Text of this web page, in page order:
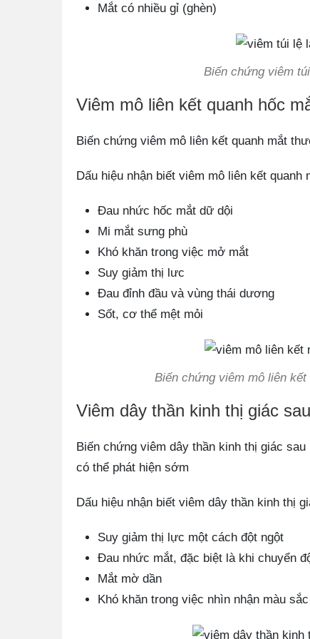
Mắt có nhiều gỉ (ghèn)
Biến chứng viêm
Viêm mô liên kết quanh hốc
Biến chứng viêm mô liên kết quanh mắt
Dấu hiệu nhận biết viêm mô liên kết quanh
Đau nhức hốc mắt dữ dội
Mi mắt sưng phù
Khó khăn trong việc mở mắt
Suy giảm thị lưc
Đau đỉnh đầu và vùng thái dương
Sốt, cơ thể mệt mỏi
Biến chứng viêm mô liên
Viêm dây thần kinh thị giác
Biến chứng viêm dây thần kinh thị giác
có thể phát hiện sớm
Dấu hiệu nhận biết viêm dây thần kinh thị
Suy giảm thị lực một cách đột ngột
Đau nhức mắt, đặc biệt là khi chuyển
Mắt mờ dần
Khó khăn trong việc nhìn nhận màu